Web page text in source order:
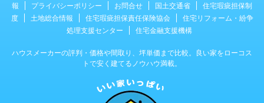
報
プライバシーポリシー お問合せ 国土交通省
住宅瑕疵担保制
度
土地総合情報 住宅瑕疵担保責任保険協会
住宅リフォーム・紛争
処理支援センター
住宅金融支援機構
ハウスメーカーの評判・価格や間取り、坪単価まで比較。良い家をローコス
トで安く建てるノウハウ満載。